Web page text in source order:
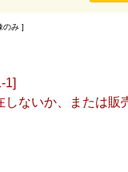
のみ ]
1]
ないか、または販